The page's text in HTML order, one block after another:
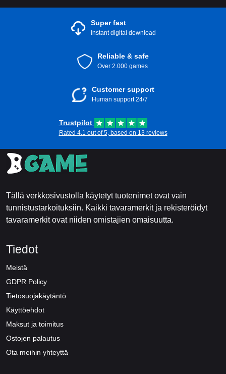
Super fast
Instant digital download
Reliable & safe
Over 2.000 games
Customer support
Human support 24/7
Trustpilot
Rated 4.1 out of 5, based on 13 reviews
Tällä verkkosivustolla käytetyt tuotenimet ovat vain
tunnistustarkoituksiin. Kaikki tavaramerkit ja rekisteröidyt
tavaramerkit ovat niiden omistajien omaisuutta.
Tiedot
Meistä
GDPR Policy
Tietosuojakäytäntö
Käyttöehdot
Maksut ja toimitus
Ostojen palautus
Ota meihin yhteyttä